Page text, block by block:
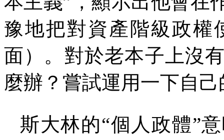
豫地把對資產階級政權
面）。對於老本子上沒
麼辦？嘗試運用一下自
斯大林的“個人政體”